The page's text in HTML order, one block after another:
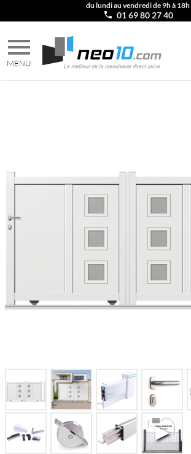
du lundi au vendredi de 9h à 18h
01 69 80 27 40